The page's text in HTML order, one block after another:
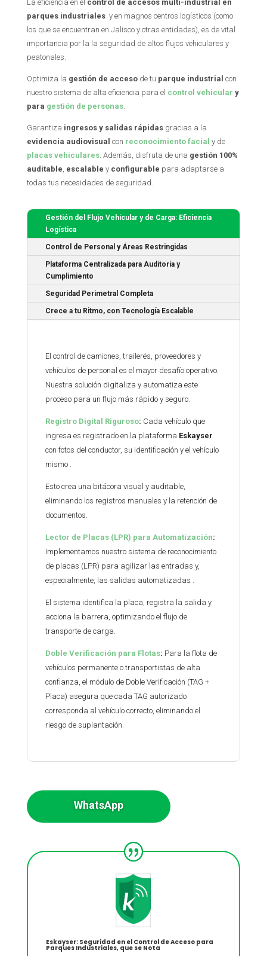
La eficiencia en el control de accesos multi-industrial en
parques industrialesy en magnos centros logísticos (como
los que se encuentran en Jalisco y otras entidades), es de vital
importancia por la la seguridad de altos flujos vehiculares y
peatonales.
Optimiza la gestión de accesode tu parque industrial con
nuestro sistema de alta eficiencia para el control vehicular y
para gestión de personas.
Garantiza ingresos y salidas rápidasgracias a la
evidencia audiovisual con reconocimiento facial y de
placas vehiculares. Además, disfruta de una gestión 100%
auditable escalable y configurable para adaptarse a
todas tus necesidades de seguridad.
Gestión del Flujo Vehicular y de Carga: Eficiencia
Logística
Control de Personal y Áreas Restringidas
Plataforma Centralizada para Auditoría y
Cumplimiento
Seguridad Perimetral Completa
Crece a tu Ritmo, con Tecnología Escalable
El control de camiones, trailerés, proveedores y
vehículos de personal es el mayor desafío operativo.
Nuestra solución digitaliza y automatiza este
proceso para un flujo más rápido y seguro.
Registro Digital Riguroso: Cada vehículo que
ingresa es registrado en la plataforma Eskayser
con fotos del conductor, su identificación y el vehículo
mismo .
Esto crea una bitácora visual y auditable,
eliminando los registros manuales y la retención de
documentos.
Lector de Placas (LPR) para Automatización:
Implementamos nuestro sistema de reconocimiento
de placas (LPR) para agilizar las entradas y,
especialmente, las salidas automatizadas .
El sistema identifica la placa, registra la salida y
acciona la barrera, optimizando el flujo de
transporte de carga.
Doble Verificación para Flotas: Para la flota de
vehículos permanente o transportistas de alta
confianza, el módulo de Doble Verificación (TAG +
Placa) asegura que cada TAG autorizado
corresponda al vehículo correcto, eliminando el
riesgo de suplantación.
WhatsApp
Eskayser: Seguridad en el Control de Acceso para
Parques Industriales, que se Nota